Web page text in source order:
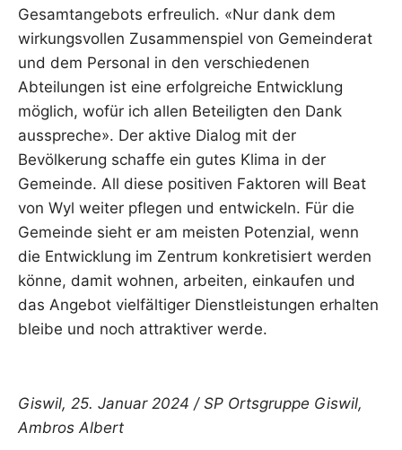
Gesamtangebots erfreulich. «Nur dank dem
wirkungsvollen Zusammenspiel von Gemeinderat
und dem Personal in den verschiedenen
Abteilungen ist eine erfolgreiche Entwicklung
möglich, wofür ich allen Beteiligten den Dank
ausspreche». Der aktive Dialog mit der
Bevölkerung schaffe ein gutes Klima in der
Gemeinde. All diese positiven Faktoren will Beat
von Wyl weiter pflegen und entwickeln. Für die
Gemeinde sieht er am meisten Potenzial, wenn
die Entwicklung im Zentrum konkretisiert werden
könne, damit wohnen, arbeiten, einkaufen und
das Angebot vielfältiger Dienstleistungen erhalten
bleibe und noch attraktiver werde.
Giswil, 25. Januar 2024 / SP Ortsgruppe Giswil,
Ambros Albert